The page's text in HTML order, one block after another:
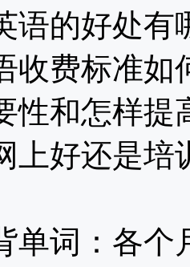
语的好处有
收费标准如
性和怎样提
上好还是培
单词：各个